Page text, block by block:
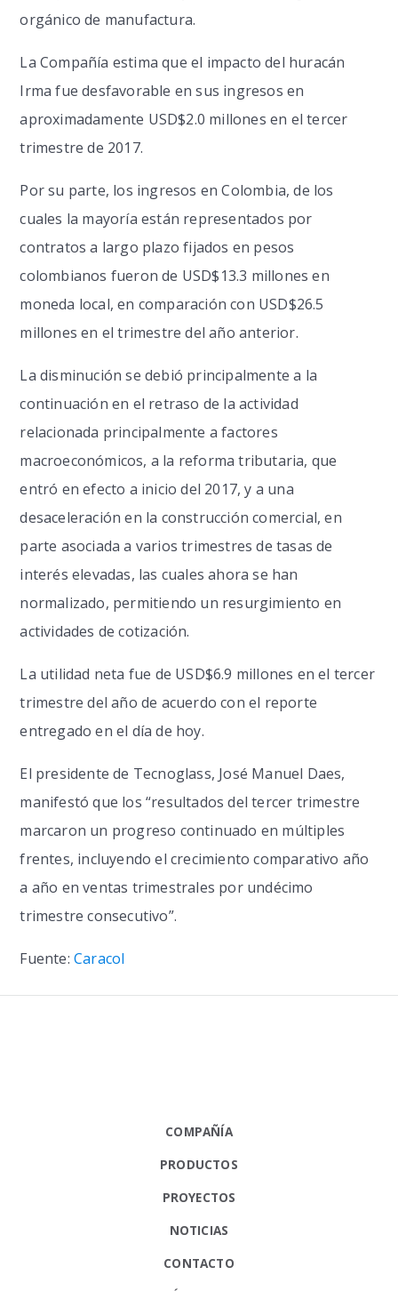
orgánico de manufactura.
La Compañía estima que el impacto del huracán
Irma fue desfavorable en sus ingresos en
aproximadamente USD$2.0 millones en el tercer
trimestre de 2017.
Por su parte, los ingresos en Colombia, de los
cuales la mayoría están representados por
contratos a largo plazo fijados en pesos
colombianos fueron de USD$13.3 millones en
moneda local, en comparación con USD$26.5
millones en el trimestre del año anterior.
La disminución se debió principalmente a la
continuación en el retraso de la actividad
relacionada principalmente a factores
macroeconómicos, a la reforma tributaria, que
entró en efecto a inicio del 2017, y a una
desaceleración en la construcción comercial, en
parte asociada a varios trimestres de tasas de
interés elevadas, las cuales ahora se han
normalizado, permitiendo un resurgimiento en
actividades de cotización.
La utilidad neta fue de USD$6.9 millones en el tercer
trimestre del año de acuerdo con el reporte
entregado en el día de hoy.
El presidente de Tecnoglass, José Manuel Daes,
manifestó que los “resultados del tercer trimestre
marcaron un progreso continuado en múltiples
frentes, incluyendo el crecimiento comparativo año
a año en ventas trimestrales por undécimo
trimestre consecutivo”.
Fuente:Caracol
COMPAÑÍA
PRODUCTOS
PROYECTOS
NOTICIAS
CONTACTO